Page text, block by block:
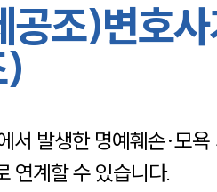
조)변호
서 발생한 명예훼손·모
연계할 수 있습니다.